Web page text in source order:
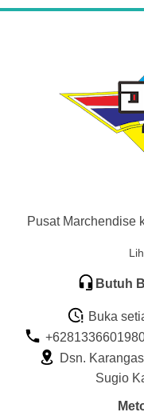
Pusat Marchendise
Butuh
Buka
Dsn.
Sugio